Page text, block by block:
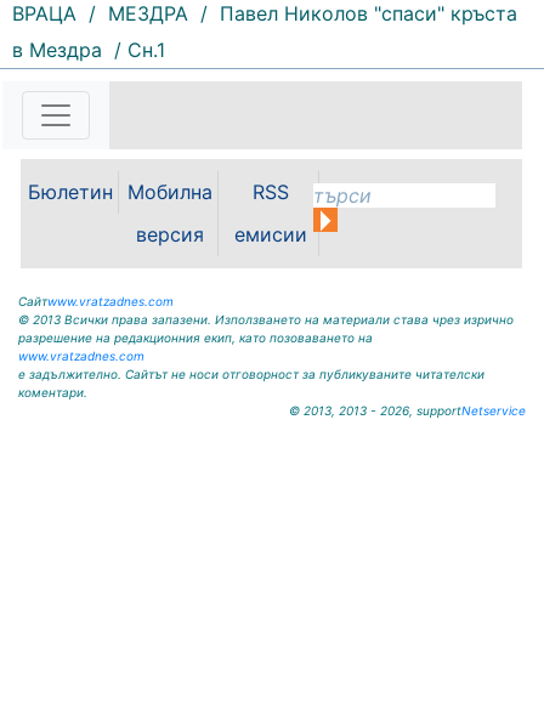
170 |
С футболна среща между
Кнежа/ и "Ботев" /Враца/ ще
бъде открит градския стадион в
Кнежа. Спортното съоръжение
носи името на легендарния
вратар от близкото минало
ВРАЦА / МЕЗДРА / Павел Николов "спаси" кръста
в Мездра / Сн.1
Бюлетин
Мобилна
версия
RSS
емисии
Сайтwww.vratzadnes.com
© 2013 Всички права запазени. Използването на материали става чрез изрично
разрешение на редакционния екип, като позоваването на
www.vratzadnes.com
е задължително. Сайтът не носи отговорност за публикуваните читателски
коментари.
© 2013, 2013 - 2026, supportNetservice